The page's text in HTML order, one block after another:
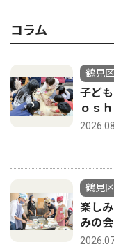
コラム
鶴見区
子ど
ｏｓ
鶴見区
楽し
みの会